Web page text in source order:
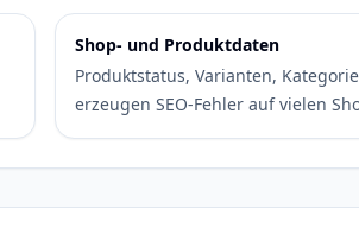
Shop- und Produktdaten
Produktstatus, Varianten,
erzeugen SEO-Fehler auf vielen